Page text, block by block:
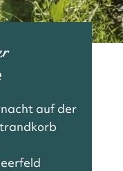
auf der